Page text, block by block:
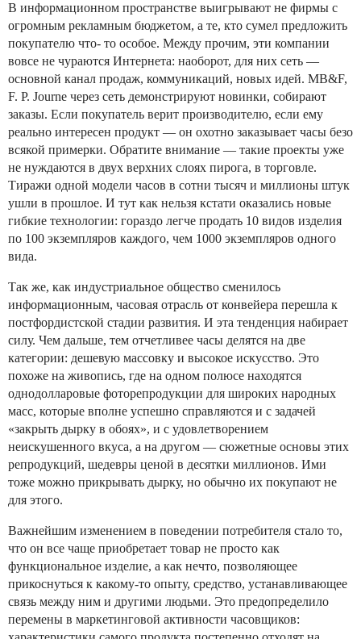
В информационном пространстве выигрывают не фирмы с
огромным рекламным бюджетом, а те, кто сумел предложить
покупателю что- то особое. Между прочим, эти компании
вовсе не чураются Интернета: наоборот, для них сеть —
основной канал продаж, коммуникаций, новых идей. MB&F,
F. P. Journe через сеть демонстрируют новинки, собирают
заказы. Если покупатель верит производителю, если ему
реально интересен продукт — он охотно заказывает часы безо
всякой примерки. Обратите внимание — такие проекты уже
не нуждаются в двух верхних слоях пирога, в торговле.
Тиражи одной модели часов в сотни тысяч и миллионы штук
ушли в прошлое. И тут как нельзя кстати оказались новые
гибкие технологии: гораздо легче продать 10 видов изделия
по 100 экземпляров каждого, чем 1000 экземпляров одного
вида.
Так же, как индустриальное общество сменилось
информационным, часовая отрасль от конвейера перешла к
постфордистской стадии развития. И эта тенденция набирает
силу. Чем дальше, тем отчетливее часы делятся на две
категории: дешевую массовку и высокое искусство. Это
похоже на живопись, где на одном полюсе находятся
однодолларовые фоторепродукции для широких народных
масс, которые вполне успешно справляются и с задачей
«закрыть дырку в обоях», и с удовлетворением
неискушенного вкуса, а на другом — сюжетные основы этих
репродукций, шедевры ценой в десятки миллионов. Ими
тоже можно прикрывать дырку, но обычно их покупают не
для этого.
Важнейшим изменением в поведении потребителя стало то,
что он все чаще приобретает товар не просто как
функциональное изделие, а как нечто, позволяющее
прикоснуться к какому-то опыту, средство, устанавливающее
связь между ним и другими людьми. Это предопределило
перемены в маркетинговой активности часовщиков: